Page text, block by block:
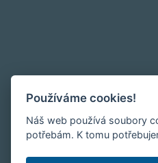
Používáme cookies!
Náš web používá soubory
potřebám. K tomu